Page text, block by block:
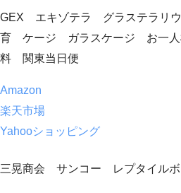
GEX エキゾテラ グラステラ
育 ケージ ガラスケージ お一人
料 関東当日便
Amazon
楽天市場
Yahooショッピング
三晃商会 サンコー レプタイルボ